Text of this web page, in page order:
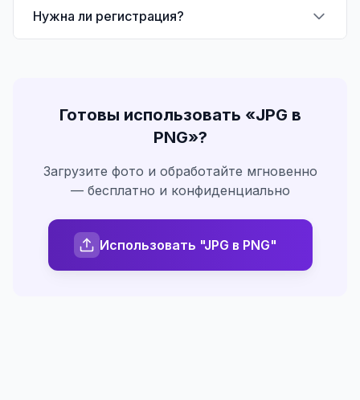
Нужна ли регистрация?
Готовы использовать «JPG в
PNG»?
Загрузите фото и обработайте мгновенно
— бесплатно и конфиденциально
Использовать "JPG в PNG"